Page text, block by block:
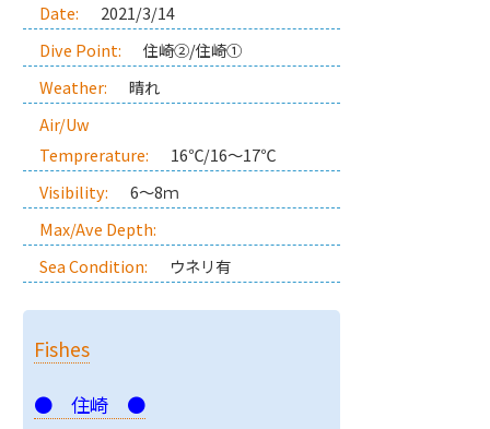
Date:
2021/3/14
Dive Point:
住崎②/住崎①
Weather:
晴れ
Air/Uw
Temprerature:
16℃/16～17℃
Visibility:
6～8ｍ
Max/Ave Depth:
Sea Condition:
ウネリ有
Fishes
● 住崎 ●